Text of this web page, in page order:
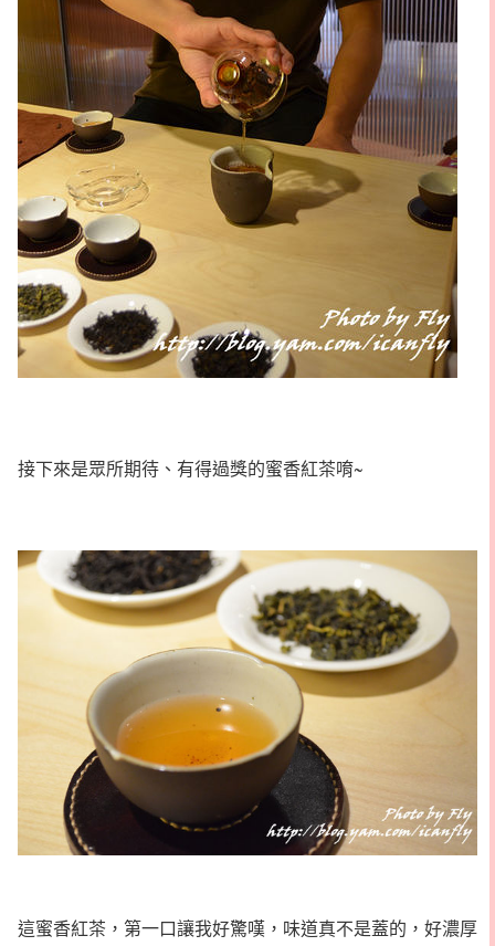
接下來是眾所期待、有得過獎的蜜香紅茶唷~
這蜜香紅茶，第一口讓我好驚嘆，味道真不是蓋的，好濃厚